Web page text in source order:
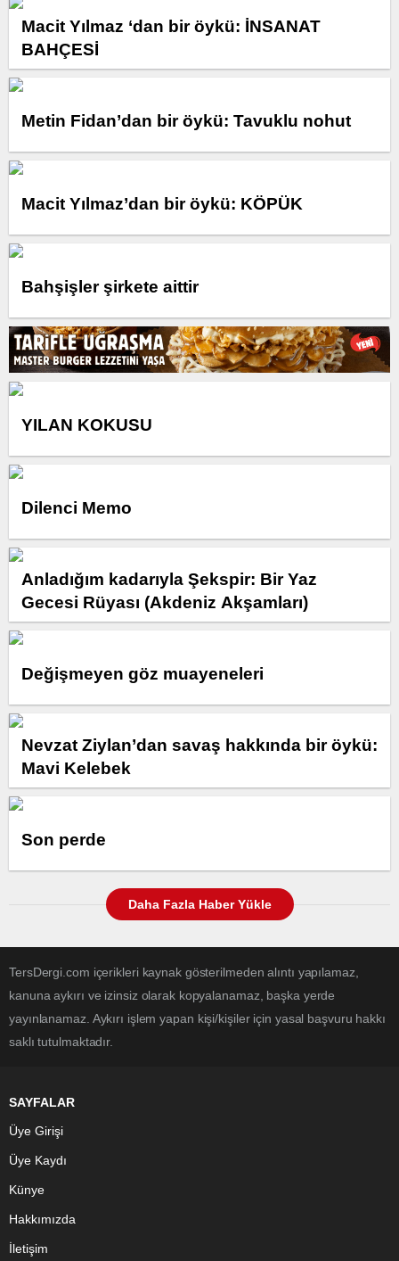
Macit Yılmaz ‘dan bir öykü: İNSANAT
BAHÇESİ
Metin Fidan’dan bir öykü: Tavuklu nohut
Macit Yılmaz’dan bir öykü: KÖPÜK
Bahşişler şirkete aittir
YILAN KOKUSU
Dilenci Memo
Anladığım kadarıyla Şekspir: Bir Yaz
Gecesi Rüyası (Akdeniz Akşamları)
Değişmeyen göz muayeneleri
Nevzat Ziylan’dan savaş hakkında bir öykü:
Mavi Kelebek
Son perde
Daha Fazla Haber Yükle
TersDergi.com içerikleri kaynak gösterilmeden alıntı yapılamaz,
kanuna aykırı ve izinsiz olarak kopyalanamaz, başka yerde
yayınlanamaz. Aykırı işlem yapan kişi/kişiler için yasal başvuru hakkı
saklı tutulmaktadır.
SAYFALAR
Üye Girişi
Üye Kaydı
Künye
Hakkımızda
İletişim